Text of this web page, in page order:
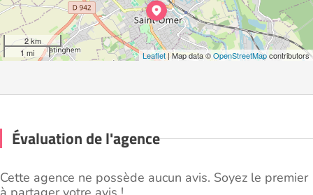
2 km
1 mi
Leaflet| Map data ©OpenStreetMapcontributors
Évaluation de l'agence
Cette agence ne possède aucun avis. Soyez le premier